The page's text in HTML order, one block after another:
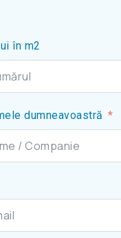
în m2
dumneavoastră